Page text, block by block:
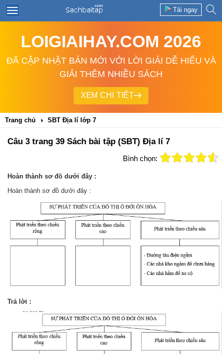
Tải ngay
LOIGIAIHAY.COM 2026
ĐÃ CẬP NHẬT BẢN MỚI VỚI LỜI GIẢI DỄ HIỂU VÀ
GIẢI THÊM NHIỀU SÁCH
XEM CHI TIẾT
Trang chủ SBT Địa lí lớp 7
Câu 3 trang 39 Sách bài tập (SBT) Địa lí 7
Bình chọn:
Hoàn thành sơ đồ dưới đây :
Hoàn thành sơ đồ dưới đây :
Trả lời :